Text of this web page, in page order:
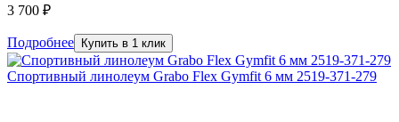
3 700 ₽
Подробнее Купить в 1 клик
Спортивный линолеум Grabo Flex Gymfit 6 мм 2519-371-279